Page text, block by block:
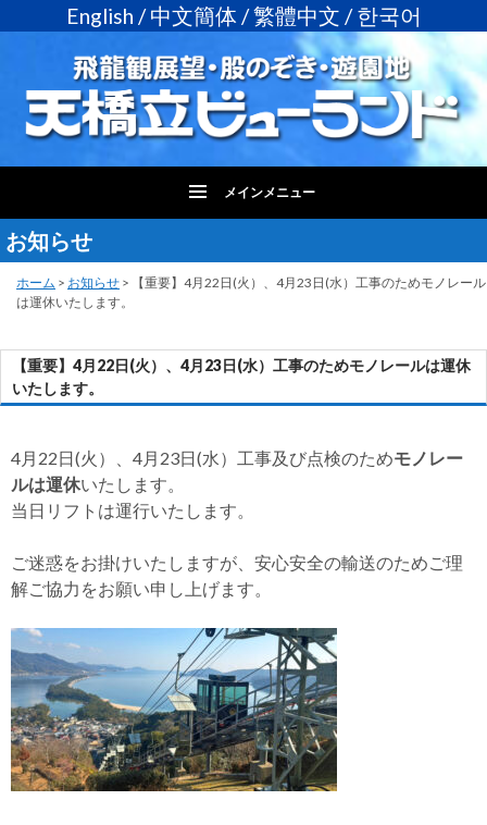
English /中文簡体 /繁體中文 /한국어
メインメニュー
コ
ン
テ
ン
へ
ス
キ
お知らせ
ホーム > お知らせ >
【重要】4月22日(火）、4月23日(水）工事のためモノレール
は運休いたします。
【重要】4月22日(火）、4月23日(水）工事のためモノレールは運休
いたします。
4月22日(火）、4月23日(水）工事及び点検のためモノレー
ルは運休いたします。
当日リフトは運行いたします。
ご迷惑をお掛けいたしますが、安心安全の輸送のためご理
解ご協力をお願い申し上げます。